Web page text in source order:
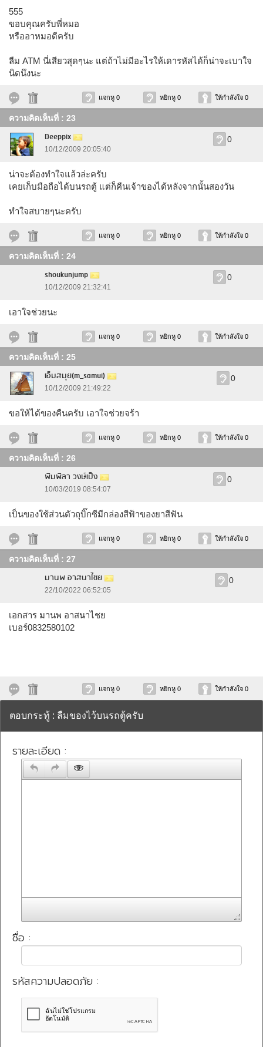
555
ขอบคุณครับพี่หมอ
หรืออาหมอดีครับ
ลืม ATM นี่เสียวสุดๆนะ แต่ถ้าไม่มีอะไรให้เดารหัสได้ก็น่าจะเบาใจ
นิดนึงนะ
แจกหู 0 หยิกหู 0 ให้กำลังใจ 0
ความคิดเห็นที่ : 23
Deeppix
10/12/2009 20:05:40
0
น่าจะต้องทำใจแล้วล่ะครับ
เคยเก็บมือถือได้บนรถตู้ แต่ก็คืนเจ้าของได้หลังจากนั้นสองวัน
ทำใจสบายๆนะครับ
แจกหู 0 หยิกหู 0 ให้กำลังใจ 0
ความคิดเห็นที่ : 24
shoukunjump
10/12/2009 21:32:41
0
เอาใจช่วยนะ
แจกหู 0 หยิกหู 0 ให้กำลังใจ 0
ความคิดเห็นที่ : 25
เอ็มสมุย(m_samui)
10/12/2009 21:49:22
0
ขอให้ได้ของคืนครับ เอาใจช่วยจร้า
แจกหู 0 หยิกหู 0 ให้กำลังใจ 0
ความคิดเห็นที่ : 26
พิมพิลา​ วงษ์เป็ง
10/03/2019 08:54:07
0
เป็นของใช้ส่วนตัวถุบิ๊กซีมีกล่องสีฟ้าของยาสีฟัน
แจกหู 0 หยิกหู 0 ให้กำลังใจ 0
ความคิดเห็นที่ : 27
มานพ อาสนาไชย
22/10/2022 06:52:05
0
เอกสาร มานพ อาสนาไชย
เบอร์0832580102
แจกหู 0 หยิกหู 0 ให้กำลังใจ 0
ตอบกระทู้ : ลืมของไว้บนรถตู้ครับ
รายละเอียด :
ชื่อ :
รหัสความปลอดภัย :